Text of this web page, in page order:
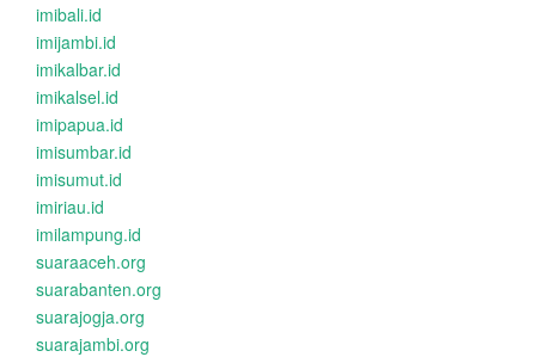
imibali.id
imijambi.id
imikalbar.id
imikalsel.id
imipapua.id
imisumbar.id
imisumut.id
imiriau.id
imilampung.id
suaraaceh.org
suarabanten.org
suarajogja.org
suarajambi.org